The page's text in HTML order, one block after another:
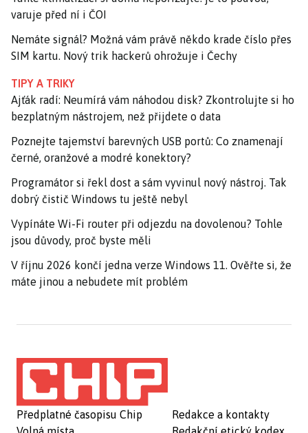
varuje před ní i ČOI
Nemáte signál? Možná vám právě někdo krade číslo přes
SIM kartu. Nový trik hackerů ohrožuje i Čechy
TIPY A TRIKY
Ajťák radí: Neumírá vám náhodou disk? Zkontrolujte si ho
bezplatným nástrojem, než přijdete o data
Poznejte tajemství barevných USB portů: Co znamenají
černé, oranžové a modré konektory?
Programátor si řekl dost a sám vyvinul nový nástroj. Tak
dobrý čistič Windows tu ještě nebyl
Vypínáte Wi-Fi router při odjezdu na dovolenou? Tohle
jsou důvody, proč byste měli
V říjnu 2026 končí jedna verze Windows 11. Ověřte si, že
máte jinou a nebudete mít problém
Předplatné časopisu Chip
Redakce a kontakty